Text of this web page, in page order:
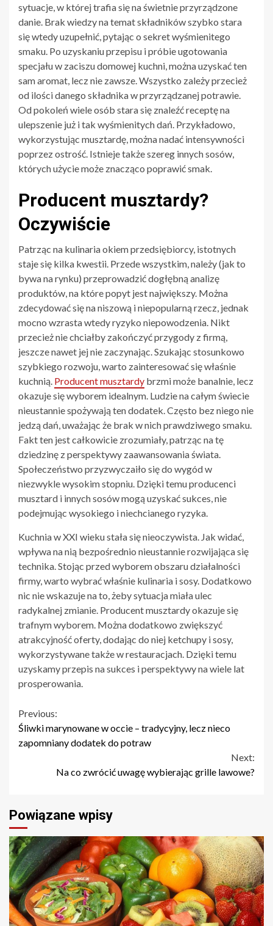
sytuacje, w której trafia się na świetnie przyrządzone
danie. Brak wiedzy na temat składników szybko stara
się wtedy uzupełnić, pytając o sekret wyśmienitego
smaku. Po uzyskaniu przepisu i próbie ugotowania
specjału w zaciszu domowej kuchni, można uzyskać ten
sam aromat, lecz nie zawsze. Wszystko zależy przecież
od ilości danego składnika w przyrządzanej potrawie.
Od pokoleń wiele osób stara się znaleźć receptę na
ulepszenie już i tak wyśmienitych dań. Przykładowo,
wykorzystując musztardę, można nadać intensywności
poprzez ostrość. Istnieje także szereg innych sosów,
których użycie może znacząco poprawić smak.
Producent musztardy?
Oczywiście
Patrząc na kulinaria okiem przedsiębiorcy, istotnych
staje się kilka kwestii. Przede wszystkim, należy (jak to
bywa na rynku) przeprowadzić dogłębną analizę
produktów, na które popyt jest największy. Można
zdecydować się na niszową i niepopularną rzecz, jednak
mocno wzrasta wtedy ryzyko niepowodzenia. Nikt
przecież nie chciałby zakończyć przygody z firmą,
jeszcze nawet jej nie zaczynając. Szukając stosunkowo
szybkiego rozwoju, warto zainteresować się właśnie
kuchnią. Producent musztardy brzmi może banalnie, lecz
okazuje się wyborem idealnym. Ludzie na całym świecie
nieustannie spożywają ten dodatek. Często bez niego nie
jedzą dań, uważając że brak w nich prawdziwego smaku.
Fakt ten jest całkowicie zrozumiały, patrząc na tę
dziedzinę z perspektywy zaawansowania świata.
Społeczeństwo przyzwyczaiło się do wygód w
niezwykle wysokim stopniu. Dzięki temu producenci
musztard i innych sosów mogą uzyskać sukces, nie
podejmując wysokiego i niechcianego ryzyka.
Kuchnia w XXI wieku stała się nieoczywista. Jak widać,
wpływa na nią bezpośrednio nieustannie rozwijająca się
technika. Stojąc przed wyborem obszaru działalności
firmy, warto wybrać właśnie kulinaria i sosy. Dodatkowo
nic nie wskazuje na to, żeby sytuacja miała ulec
radykalnej zmianie. Producent musztardy okazuje się
trafnym wyborem. Można dodatkowo zwiększyć
atrakcyjność oferty, dodając do niej ketchupy i sosy,
wykorzystywane także w restauracjach. Dzięki temu
uzyskamy przepis na sukces i perspektywy na wiele lat
prosperowania.
Continue
Reading
Previous:
Śliwki marynowane w occie – tradycyjny, lecz nieco
zapomniany dodatek do potraw
Next:
Na co zwrócić uwagę wybierając grille lawowe?
Powiązane wpisy